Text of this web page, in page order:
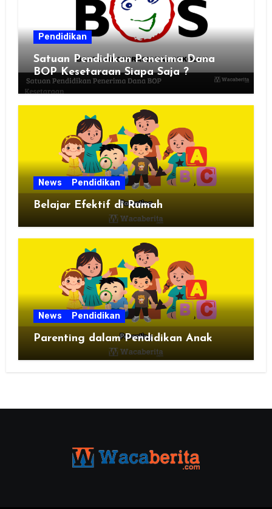
Pendidikan
Satuan Pendidikan Penerima Dana
BOP Kesetaraan Siapa Saja ?
News Pendidikan
Belajar Efektif di Rumah
News Pendidikan
Parenting dalam Pendidikan Anak